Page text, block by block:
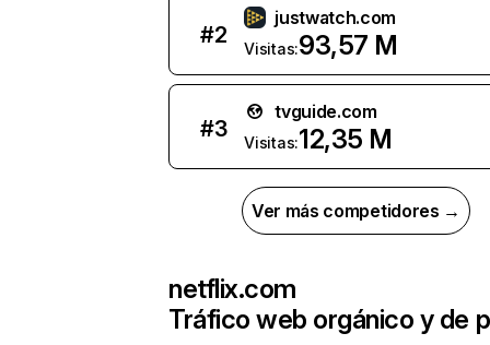
#2
justwatch.com
Visitas:93,57 M
#3
tvguide.com
Visitas:12,35 M
Ver más competidores →
netflix.com
Tráfico web orgánico y de